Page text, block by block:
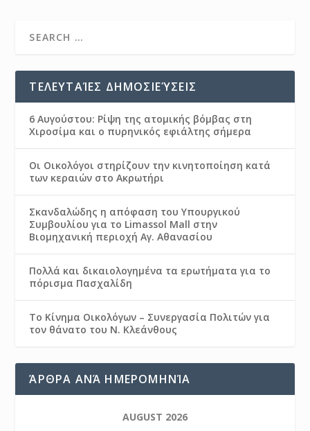
ΤΕΛΕΥΤΑΊΕΣ ΔΗΜΟΣΙΕΎΣΕΙΣ
6 Αυγούστου: Ρίψη της ατομικής βόμβας στη
Χιροσίμα και ο πυρηνικός εφιάλτης σήμερα
Οι Οικολόγοι στηρίζουν την κινητοποίηση κατά
των κεραιών στο Ακρωτήρι
Σκανδαλώδης η απόφαση του Υπουργικού
Συμβουλίου για το Limassol Mall στην
Βιομηχανική περιοχή Αγ. Αθανασίου
Πολλά και δικαιολογημένα τα ερωτήματα για το
πόρισμα Πασχαλίδη
Το Κίνημα Οικολόγων – Συνεργασία Πολιτών για
τον θάνατο του Ν. Κλεάνθους
ΆΡΘΡΑ ΑΝΆ ΗΜΕΡΟΜΗΝΊΑ
AUGUST 2026